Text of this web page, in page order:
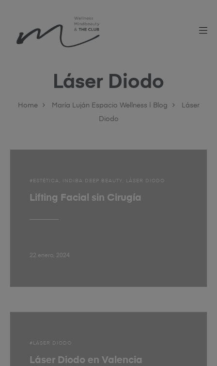
Home María Luján Espacio Wellness | Blog
Láser
Diodo
Láser Diodo
ESTÉTICA INDIBA DEEP BEAUTY LÁSER DIODO
Lifting Facial sin Cirugía
22 enero, 2024
LÁSER DIODO
Láser Diodo en Valencia